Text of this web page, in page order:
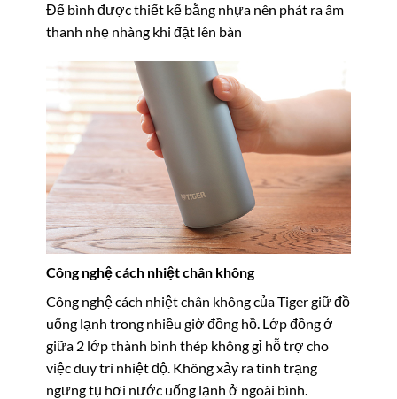
Đế bình được thiết kế bằng nhựa nên phát ra âm
thanh nhẹ nhàng khi đặt lên bàn
Công nghệ cách nhiệt chân không
Công nghệ cách nhiệt chân không của Tiger giữ đồ
uống lạnh trong nhiều giờ đồng hồ. Lớp đồng ở
giữa 2 lớp thành bình thép không gỉ hỗ trợ cho
việc duy trì nhiệt độ. Không xảy ra tình trạng
ngưng tụ hơi nước uống lạnh ở ngoài bình.